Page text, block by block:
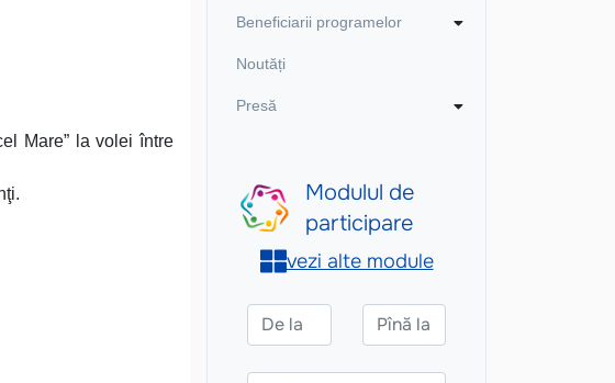
Mare” la volei între
Beneficiarii programelor
Noutăți
Presă